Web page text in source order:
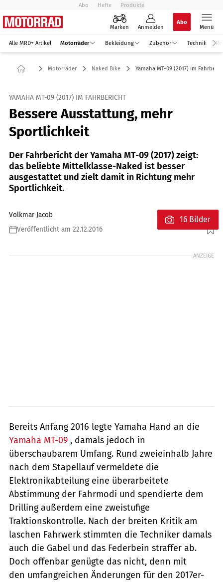
Abo Hefte Produkte
Marken Anmelden
Abo
Menü
Alle MRD+ Artikel Motorräder Bekleidung Zubehör Technik
Motorräder Naked Bike Yamaha MT-09 (2017) im
YAMAHA MT-09 (2017) IM FAHRBERICHT
Bessere Ausstattung, mehr
Sportlichkeit
Der Fahrbericht der Yamaha MT-09 (2017) zeigt:
das beliebte Mittelklasse-Naked ist besser
ausgestattet und zielt damit in Richtung mehr
Sportlichkeit.
Volkmar Jacob
Veröffentlicht am 22.12.2016
Foto: Yamaha
16 Bilder
ANZEIGE
Bereits Anfang 2016 legte Yamaha Hand an die
Yamaha MT-09 , damals jedoch in
überschaubarem Umfang. Rund zweieinhalb Jahre
nach dem Stapellauf vermeldete die
Elektronikabteilung eine überarbeitete
Abstimmung der Fahrmodi und spendierte dem
Drilling außerdem eine zweistufige
Traktionskontrolle. Nach der breiten Kritik am
laschen Fahrwerk stimmten die Techniker damals
auch die Gabel und das Federbein straffer ab.
Doch offenbar genügte das nicht, denn mit
den umfangreichen Änderungen für den 2017er-